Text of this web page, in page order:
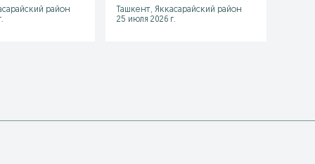
район
Ташкент, Яккасарайский район
25 июля 2026 г.